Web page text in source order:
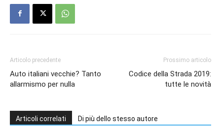
Articolo precedente
Auto italiani vecchie? Tanto
allarmismo per nulla
Prossimo articolo
Codice della Strada 2019:
tutte le novità
Articoli correlati Di più dello stesso autore